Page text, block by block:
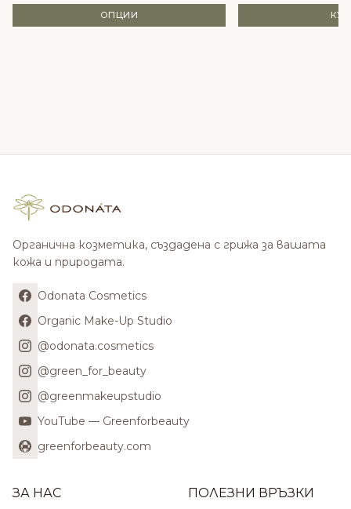
ОПЦИИ
Органична козметика, създадена с грижа за вашата
кожа и природата.
Odonata Cosmetics
Organic Make-Up Studio
@odonata.cosmetics
@green_for_beauty
@greenmakeupstudio
YouTube — Greenforbeauty
greenforbeauty.com
ЗА НАС ПОЛЕЗНИ ВРЪЗКИ